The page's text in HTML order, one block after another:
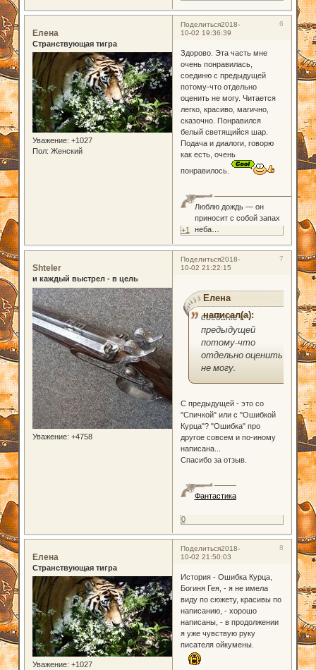
Поделиться 6
2018-
10-02 19:36:39
Елена
Странствующая тигра
Уважение: +1027
Пол: Женский
Здорово. Эта часть мне
очень понравилась,
соединю с предыдущей
потому-что отдельно
оценить не могу. Читается
легко, красиво, магично,
сказочно. Понравился
белый светящийся шар.
Подача и диалоги, говорю
как есть, очень
понравилось.
Люблю дождь — он
приносит с собой запах
неба…
+1
Поделиться 7
2018-
10-02 21:22:15
Shteler
и каждый выстрел - в цель
Уважение: +4758
Елена
написал(а):
соединю с
предыдущей
потому-что
отдельно оценить
не могу.
С предыдущей - это со
"Спичкой" или с "Ошибкой
Курца"? "Ошибка" про
другое совсем и по-иному
написана...
Спасибо за отзыв.
Фантастика
0
Поделиться 8
2018-
10-02 21:50:03
Елена
Странствующая тигра
Уважение: +1027
История - Ошибка Курца,
Богиня Гея, - я не имела
виду по сюжету, красивы по
написанию, - хорошо
написаны, - в продолжении
я уже чувствую руку
писателя ойкумены.